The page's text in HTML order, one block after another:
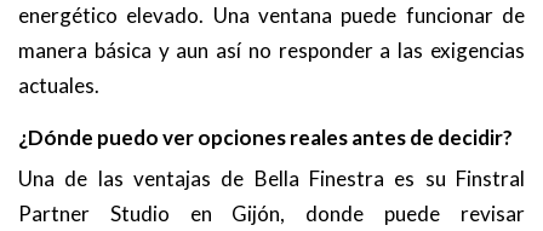
energético elevado. Una ventana puede funcionar de
manera básica y aun así no responder a las exigencias
actuales.
¿Dónde puedo ver opciones reales antes de decidir?
Una de las ventajas de Bella Finestra es su Finstral
Partner Studio en Gijón, donde puede revisar